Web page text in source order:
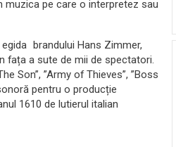
pe care o interpretez sau
brandului Hans Zimmer,
fața a sute de mii de spectatori.
Son”, ”Army of Thieves”, ”Boss
pentru o producție
1610 de lutierul italian